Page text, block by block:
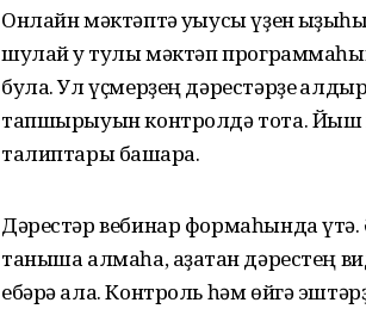
Онлайн мәктәптә уҡыусы үҙен
шулай уҡ тулы мәктәп
була. Ул үҫмерҙең дәрестәрҙе
тапшырыуын контролдә тота. Йыш
талиптары башҡара.
Дәрестәр вебинар формаһында үтә.
таныша алмаһа, аҙаҡтан дәрестең
ебәрә ала. Контроль һәм өйгә